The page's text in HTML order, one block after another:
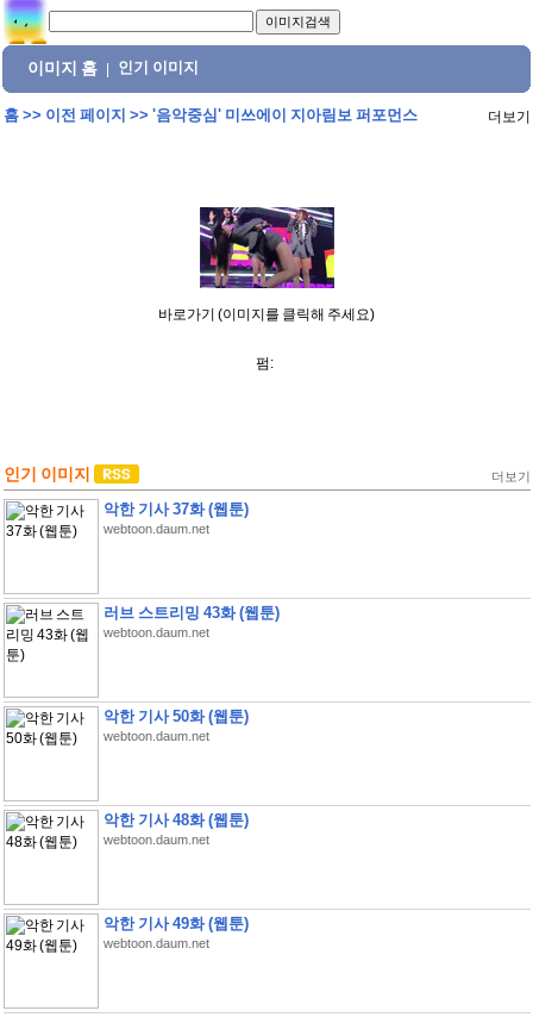
이미지 홈 인기 이미지
홈>> 이전 페이지 >> '음악중심' 미쓰에이 지아림보 퍼포먼스 더보기
바로가기 (이미지를 클릭해 주세요)
펌:
인기 이미지 더보기
악한 기사 37화 (웹툰)
webtoon.daum.net
러브 스트리밍 43화 (웹툰)
webtoon.daum.net
악한 기사 50화 (웹툰)
webtoon.daum.net
악한 기사 48화 (웹툰)
webtoon.daum.net
악한 기사 49화 (웹툰)
webtoon.daum.net